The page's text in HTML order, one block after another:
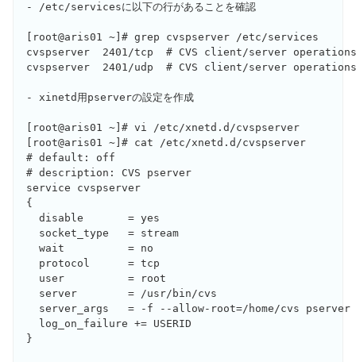
- /etc/servicesに以下の行があることを確認
[root@aris01 ~]# grep cvspserver /etc/services
cvspserver  2401/tcp  # CVS client/server operations
cvspserver  2401/udp  # CVS client/server operations
- xinetd用pserverの設定を作成
[root@aris01 ~]# vi /etc/xnetd.d/cvspserver
[root@aris01 ~]# cat /etc/xnetd.d/cvspserver
# default: off
# description: CVS pserver
service cvspserver
{
  disable	= yes
  socket_type	= stream
  wait		= no
  protocol	= tcp
  user		= root
  server	= /usr/bin/cvs
  server_args	= -f --allow-root=/home/cvs pserver
  log_on_failure += USERID
}